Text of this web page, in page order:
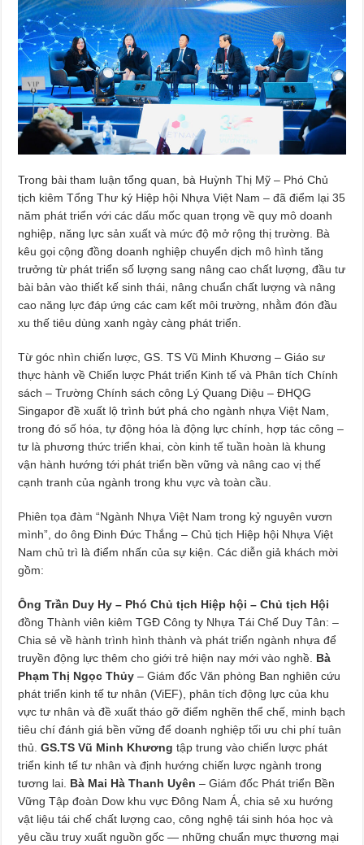
Trong bài tham luận tổng quan, bà Huỳnh Thị Mỹ – Phó Chủ
tịch kiêm Tổng Thư ký Hiệp hội Nhựa Việt Nam – đã điểm lại 35
năm phát triển với các dấu mốc quan trọng về quy mô doanh
nghiệp, năng lực sản xuất và mức độ mở rộng thị trường. Bà
kêu gọi cộng đồng doanh nghiệp chuyển dịch mô hình tăng
trưởng từ phát triển số lượng sang nâng cao chất lượng, đầu tư
bài bản vào thiết kế sinh thái, nâng chuẩn chất lượng và nâng
cao năng lực đáp ứng các cam kết môi trường, nhằm đón đầu
xu thế tiêu dùng xanh ngày càng phát triển.
Từ góc nhìn chiến lược, GS. TS Vũ Minh Khương – Giáo sư
thực hành về Chiến lược Phát triển Kinh tế và Phân tích Chính
sách – Trường Chính sách công Lý Quang Diệu – ĐHQG
Singapor đề xuất lộ trình bứt phá cho ngành nhựa Việt Nam,
trong đó số hóa, tự động hóa là động lực chính, hợp tác công –
tư là phương thức triển khai, còn kinh tế tuần hoàn là khung
vận hành hướng tới phát triển bền vững và nâng cao vị thế
cạnh tranh của ngành trong khu vực và toàn cầu.
Phiên tọa đàm “Ngành Nhựa Việt Nam trong kỷ nguyên vươn
mình”, do ông Đinh Đức Thắng – Chủ tịch Hiệp hội Nhựa Việt
Nam chủ trì là điểm nhấn của sự kiện. Các diễn giả khách mời
gồm:
Ông Trần Duy Hy– Phó Chủ tịch Hiệp hội – Chủ tịch Hội
đồng Thành viên kiêm TGĐ Công ty Nhựa Tái Chế Duy Tân: –
Chia sẻ về hành trình hình thành và phát triển ngành nhựa để
truyền động lực thêm cho giới trẻ hiện nay mới vào nghề. Bà
Phạm Thị Ngọc Thủy – Giám đốc Văn phòng Ban nghiên cứu
phát triển kinh tế tư nhân (ViEF), phân tích động lực của khu
vực tư nhân và đề xuất tháo gỡ điểm nghẽn thể chế, minh bạch
tiêu chí đánh giá bền vững để doanh nghiệp tối ưu chi phí tuân
thủ.GS.TS Vũ Minh Khương tập trung vào chiến lược phát
triển kinh tế tư nhân và định hướng chiến lược ngành trong
tương lai. Bà Mai Hà Thanh Uyên – Giám đốc Phát triển Bền
Vững Tập đoàn Dow khu vực Đông Nam Á, chia sẻ xu hướng
vật liệu tái chế chất lượng cao, công nghệ tái sinh hóa học và
yêu cầu truy xuất nguồn gốc — những chuẩn mực thương mại